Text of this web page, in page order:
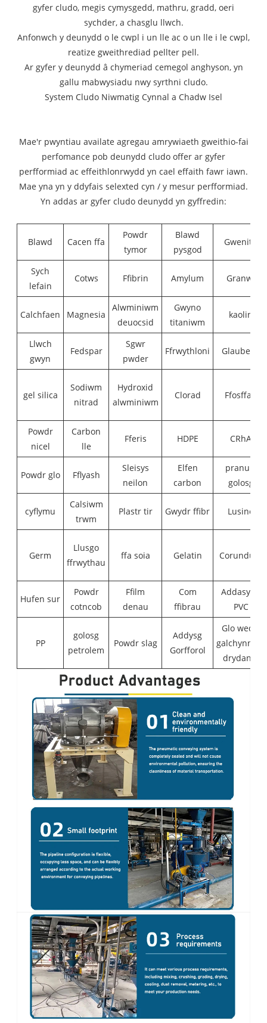
gyfer cludo, megis cymysgedd, mathru, gradd, oeri
sychder, a chasglu llwch.
Anfonwch y deunydd o le cwpl i un lle ac o un lle i le cwpl,
reatize gweithrediad pellter pell.
Ar gyfer y deunydd â chymeriad cemegol anghyson, yn
gallu mabwysiadu nwy syrthni cludo.
System Cludo Niwmatig Cynnal a Chadw Isel
Mae'r pwyntiau availate agregau amrywiaeth gweithio-fai
perfomance pob deunydd cludo offer ar gyfer
perfformiad ac effeithlonrwydd yn cael effaith fawr iawn.
Mae yna yn y ddyfais selexted cyn / y mesur perfformiad.
Yn addas ar gyfer cludo deunydd yn gyffredin:
Blawd Cacen ffa
Powdr
tymor
Blawd
pysgod
Gwenith
Sych
lefain
Cotws Ffibrin Amylum Granwl
Calchfaen Magnesia
Alwminiwm
deuocsid
Gwyno
titaniwm
kaolin
Llwch
gwyn
Fedspar
Sgwr
pwder
Ffrwythloni Glauber's
gel silica
Sodiwm
nitrad
Hydroxid
alwminiwm
Clorad Ffosffad
Powdr
nicel
Carbon
lle
Fferis HDPE CRhA
Powdr glo Fflyash
Sleisys
neilon
Elfen
carbon
pranule
golosg
cyflymu
Calsiwm
trwm
Plastr tir Gwydr ffibr Lusine
Germ
Llusgo
ffrwythau
ffa soia Gelatin Corundum
Hufen sur
Powdr
cotncob
Ffilm
denau
Com
ffibrau
Addasydd
PVC
PP
golosg
petrolem
Powdr slag
Addysg
Gorfforol
Glo wedi'i
galchynnu'n
drydanol